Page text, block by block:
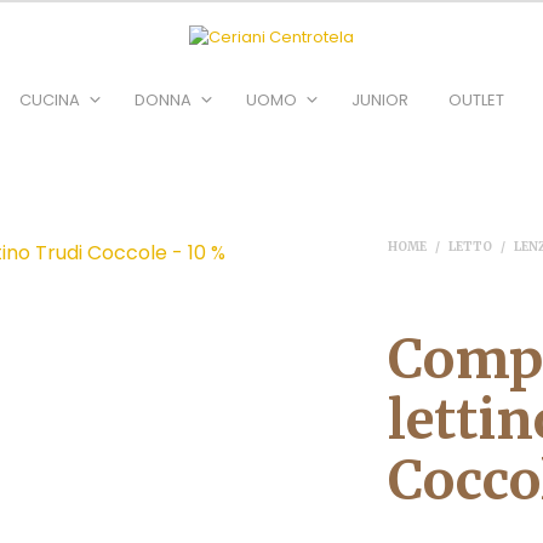
CUCINA DONNA UOMO JUNIOR OUTLET
HOME / LETTO /